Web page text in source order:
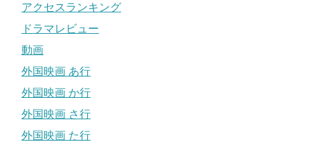
アクセスランキング
ドラマレビュー
動画
外国映画 あ行
外国映画 か行
外国映画 さ行
外国映画 た行